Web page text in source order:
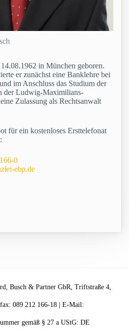
in München geboren.
er zunächst eine Banklehre bei
im Anschluss das Studium der
der Ludwig-Maximilians-
Zulassung als Rechtsanwalt
für ein kostenloses Ersttelefonat
0
ebp.de
Busch & Partner GbR, Triftstraße 4,
089 212 166-18 | E-Mail:
gemäß § 27 a UStG: DE